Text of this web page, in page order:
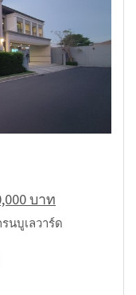
บาท
นบูเลวาร์ด